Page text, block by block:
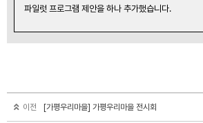
파일럿 프로그램 제안을 하나 추가했습니다.
이전 [가평우리마을] 가평우리마을 전시회